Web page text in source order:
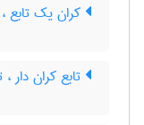
کران یک تابع
تابع کران دار